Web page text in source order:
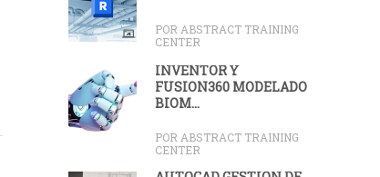
POR ABSTRACT TRAINING
CENTER
INVENTOR Y
FUSION360 MODELADO
BIOM...
POR ABSTRACT TRAINING
CENTER